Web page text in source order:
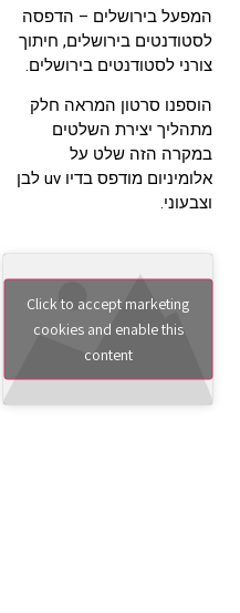
המפעל בירושלים – הדפסה
לסטודנטים בירושלים, חיתוך
צורני לסטודנטים בירושלים.
הוספנו סרטון המראה חלק
מתהליך יצירת השלטים
במקרה הזה שלט על
אלומיניום מודפס בדיו uv לבן
וצבעוני.
Click to accept marketing
cookies and enable this
content